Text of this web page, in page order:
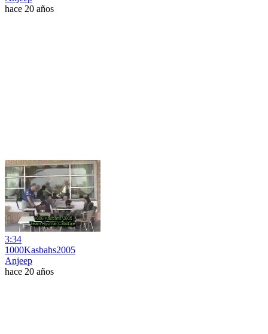
hace 20 años
3:34
1000Kasbahs2005
Anjeep
hace 20 años